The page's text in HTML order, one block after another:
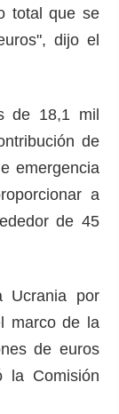
total que se
dijo el
de 18,1 mil
de
emergencia
a
de 45
Ucrania por
marco de la
de euros
la Comisión